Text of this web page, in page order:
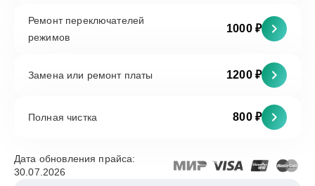
Ремонт переключателей
режимов
1000 ₽
Замена или ремонт платы 1200 ₽
Полная чистка 800 ₽
Дата обновления прайса:
30.07.2026